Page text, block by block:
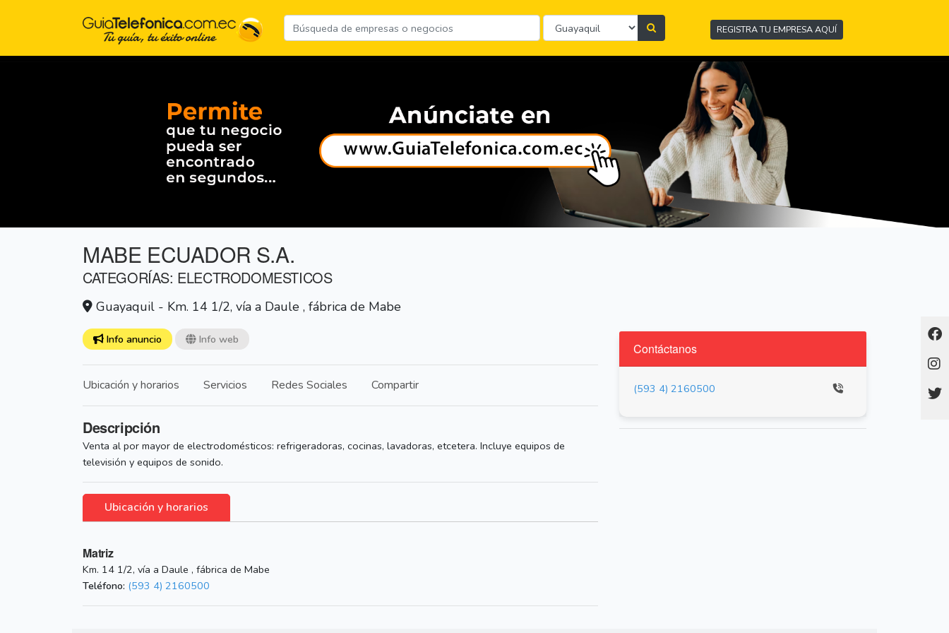
REGISTRA TU EMPRESA AQUÍ
MABE ECUADOR S.A.
CATEGORÍAS: ELECTRODOMESTICOS
Guayaquil - Km. 14 1/2, vía a Daule , fábrica de Mabe
Info anuncio Info web
Ubicación y horarios Servicios Redes Sociales Compartir
Descripción
Venta al por mayor de electrodomésticos: refrigeradoras, cocinas, lavadoras, etcetera. Incluye equipos de
televisión y equipos de sonido.
Ubicación y horarios
Matriz
Km. 14 1/2, vía a Daule , fábrica de Mabe
Teléfono: (593 4) 2160500
Contáctanos
(593 4) 2160500